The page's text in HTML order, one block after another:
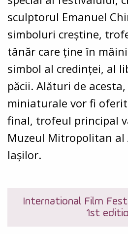
sculptorul Emanuel
simboluri creștine,
tânăr care ține în
simbol al credinței, al
păcii. Alături de
miniaturale vor fi
final, trofeul principal
Muzeul Mitropolitan al
Iașilor.
International Film
1st